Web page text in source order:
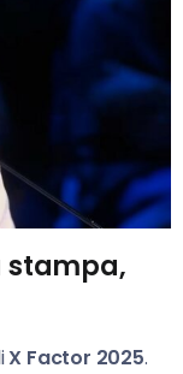
stampa,
X Factor 2025.